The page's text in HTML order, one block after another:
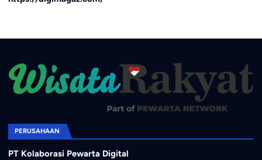
PERUSAHAAN
PT Kolaborasi Pewarta Digital